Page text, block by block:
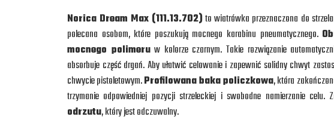
Norica Dream Max (111.13.702)to wiatrówka przeznaczona do
polecana osobom, które poszukują mocnego karabinu pneumatycznego.
mocnego polimeruw kolorze czarnym. Takie rozwiązanie
absorbuje część drgań. Aby ułatwić celowanie i zapewnić solidny chwyt
chwycie pistoletowym.Profilowana baka policzkowa, która
trzymanie odpowiedniej pozycji strzeleckiej i swobodne namierzanie celu.
odrzutu, który jest odczuwalny.